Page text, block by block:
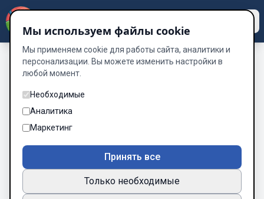
Мы используем файлы cookie
Мы применяем cookie для работы сайта, аналитики и
персонализации. Вы можете изменить настройки в
любой момент.
Необходимые
Аналитика
Маркетинг
Принять все
Только необходимые